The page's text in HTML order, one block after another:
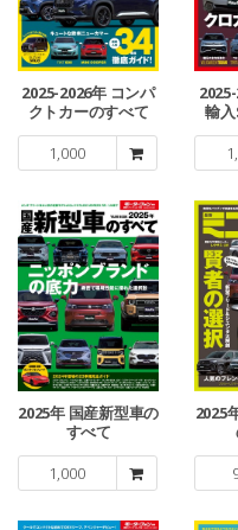
2025-2026年 コンパ
クトカーのすべて
1,000
輸
2025年 国産新型車の
すべて
1,000
2025